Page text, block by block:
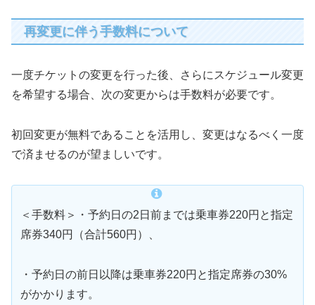
再変更に伴う手数料について
一度チケットの変更を行った後、さらにスケジュール変更
を希望する場合、次の変更からは手数料が必要です。
初回変更が無料であることを活用し、変更はなるべく一度
で済ませるのが望ましいです。
＜手数料＞・予約日の2日前までは乗車券220円と指定
席券340円（合計560円）、
・予約日の前日以降は乗車券220円と指定席券の30%
がかかります。